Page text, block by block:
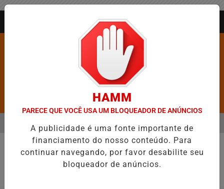
Pesquisar Notícia
EM JEQUIÉ E REFORÇA PROGRAMAÇÃO COM THALLES
EM ALTA
MENU
Geral
HAMM
PARECE QUE VOCÊ USA UM BLOQUEADOR DE ANÚNCIOS
A publicidade é uma fonte importante de
financiamento do nosso conteúdo. Para
continuar navegando, por favor desabilite seu
bloqueador de anúncios.